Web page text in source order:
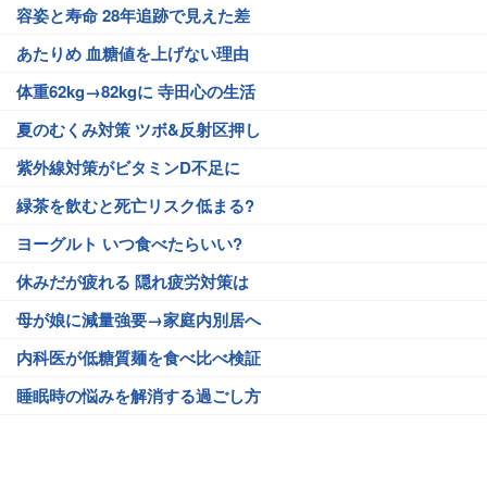
容姿と寿命 28年追跡で見えた差
あたりめ 血糖値を上げない理由
体重62kg→82kgに 寺田心の生活
夏のむくみ対策 ツボ&反射区押し
紫外線対策がビタミンD不足に
緑茶を飲むと死亡リスク低まる?
ヨーグルト いつ食べたらいい?
休みだが疲れる 隠れ疲労対策は
母が娘に減量強要→家庭内別居へ
内科医が低糖質麺を食べ比べ検証
睡眠時の悩みを解消する過ごし方